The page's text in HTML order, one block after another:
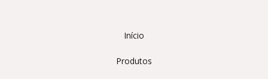
Início
Produtos